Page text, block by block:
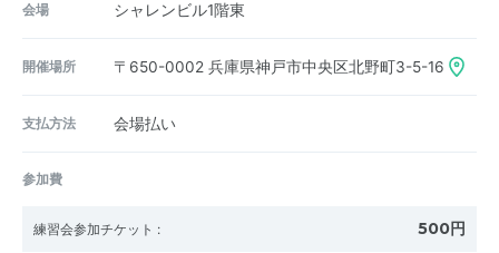
会場 シャレンビル1階東
開催場所 〒650-0002 兵庫県神戸市中央区北野町3-5-16
支払方法 会場払い
参加費
練習会参加チケット : 500円